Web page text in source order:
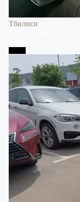
Тбилиси